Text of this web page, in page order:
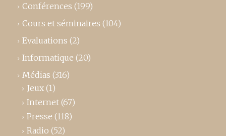
Conférences (199)
Cours et séminaires (104)
Evaluations (2)
Informatique (20)
Médias (316)
Jeux (1)
Internet (67)
Presse (118)
Radio (52)